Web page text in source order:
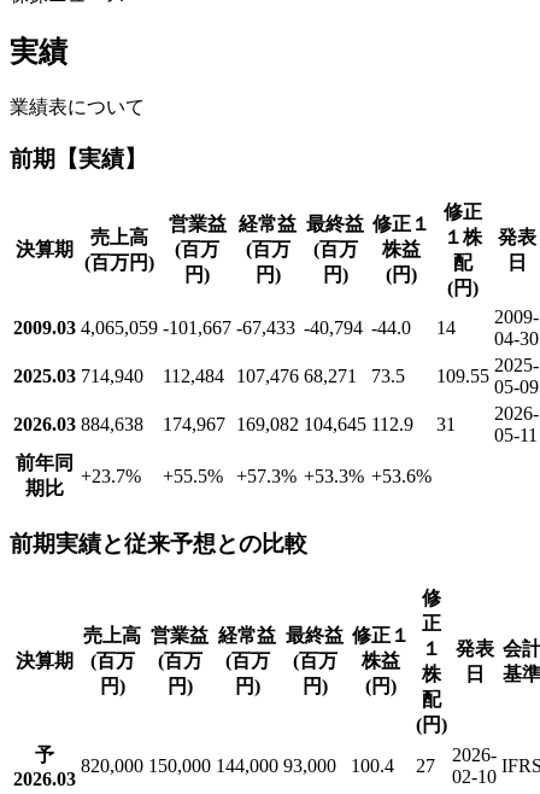
実績
業績表について
前期【実績】
決算期
売上高
(百万円)
営業益
(百万
円)
経常益
(百万
円)
最終益
(百万
円)
修正１
株益
(円)
修正
１株
配
(円)
発表
日
2009.03 4,065,059 -101,667 -67,433 -40,794 -44.0 14
2009-
04-30
2025.03 714,940 112,484 107,476 68,271 73.5 109.55
2025-
05-09
2026.03 884,638 174,967 169,082 104,645 112.9 31
2026-
05-11
前年同
期比
+23.7% +55.5% +57.3% +53.3% +53.6%
前期実績と従来予想との比較
決算期
売上高
(百万
円)
営業益
(百万
円)
経常益
(百万
円)
最終益
(百万
円)
修正１
株益
(円)
修
正
１
株
配
(円)
発表
日
会計
基準
予
2026.03
820,000 150,000 144,000 93,000 100.4 27
2026-
02-10